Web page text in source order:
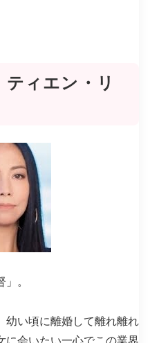
ティエン・リ
。
幼い頃に離婚して離れ離れ
に会いたい一心でこの業界